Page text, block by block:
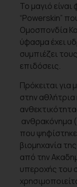
Το μαγιό είναι
“Powerskin”
Ομοσπονδία
ύφασμα έχει
συμπιέζει
επιδόσεις.
Πρόκειται για
στην
ανθρακόνημα
που
βιομηχανία
από την
υπεροχής του